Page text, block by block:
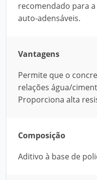
recomendado para
auto-adensáveis.
Vantagens
Permite que o
relações água/
Proporciona alta
Composição
Aditivo à base de